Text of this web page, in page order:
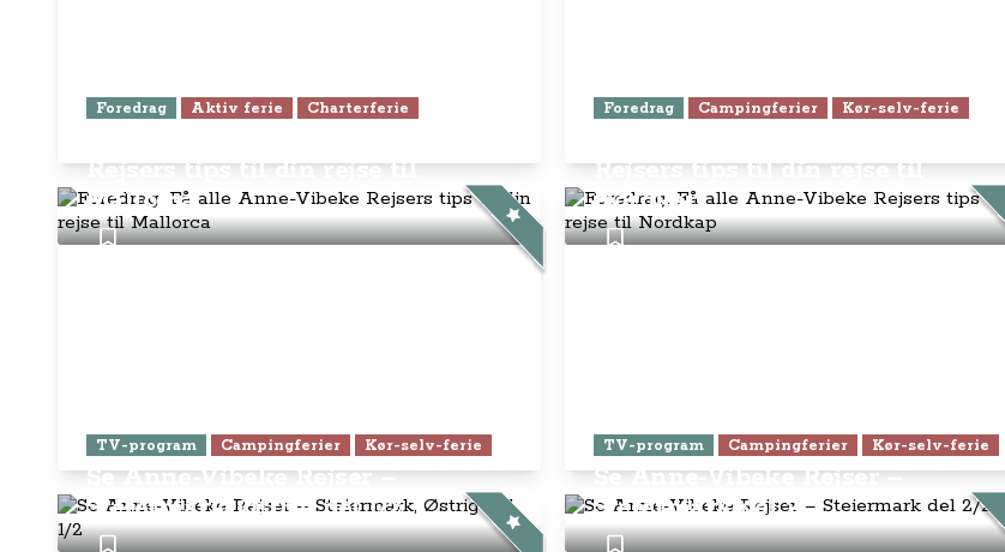
Foredrag Aktiv ferie Charterferie
Rejsers tips til din rejse til
Mallorca
Foredrag Campingferier Kør-selv-ferie
Rejsers tips til din rejse til
Nordkap
TV-program Campingferier Kør-selv-ferie
Se Anne-Vibeke Rejser –
Steiermark, Østrig del 1/2
TV-program Campingferier Kør-selv-ferie
Se Anne-Vibeke Rejser –
Steiermark del 2/2